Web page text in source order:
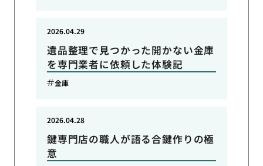
遺品整理で見つかった開かない金庫
を専門業者に依頼した体験記
2026.04.29
金庫
鍵専門店の職人が語る合鍵作りの極
意
2026.04.28